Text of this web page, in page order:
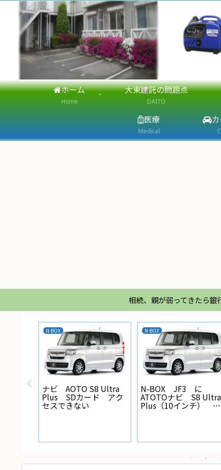
ホーム
Home
大東建託の問題点
DAITO
医療
Medical
相続、親が弱ってきたら
N-BOX
ナビ AOTO S8 Ultra
Plus SDカード アク
セスできない
N-BOX
N-BOX JF3 に
ATOTOナビ S8 Ultra
Plus（10インチ） を
取り付けた